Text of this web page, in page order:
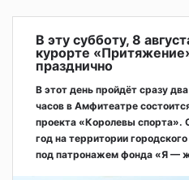
В эту субботу, 8
курорте
празднично
В этот день пройдёт сразу
часов в Амфитеатре
проекта «Королевы спорта».
год на территории
под патронажем фонда «Я —